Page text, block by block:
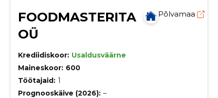
FOODMASTERITA
OÜ
Põlvamaa
Krediidiskoor: Usaldusväärne
Maineskoor: 600
Töötajaid: 1
Prognooskäive (2026): –